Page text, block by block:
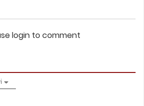
login to comment